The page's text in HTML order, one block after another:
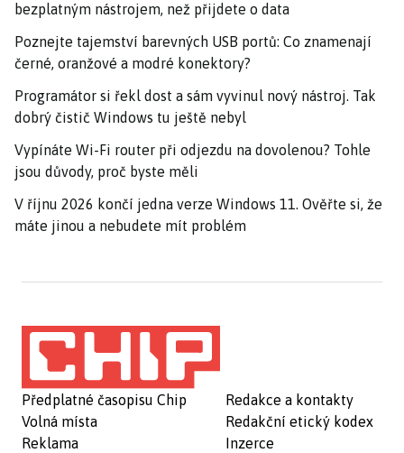
bezplatným nástrojem, než přijdete o data
Poznejte tajemství barevných USB portů: Co znamenají
černé, oranžové a modré konektory?
Programátor si řekl dost a sám vyvinul nový nástroj. Tak
dobrý čistič Windows tu ještě nebyl
Vypínáte Wi-Fi router při odjezdu na dovolenou? Tohle
jsou důvody, proč byste měli
V říjnu 2026 končí jedna verze Windows 11. Ověřte si, že
máte jinou a nebudete mít problém
Předplatné časopisu Chip
Volná místa
Reklama
Redakce a kontakty
Redakční etický kodex
Inzerce